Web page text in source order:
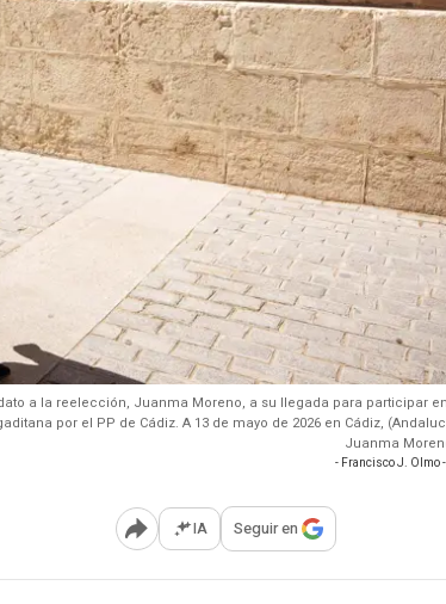
a la reelección, Juanma Moreno, a su llegada para participar
por el PP de Cádiz. A 13 de mayo de 2026 en Cádiz,
Juanma
- Francisco J. Olmo
Abrir opciones para compartir
IA Seguir en